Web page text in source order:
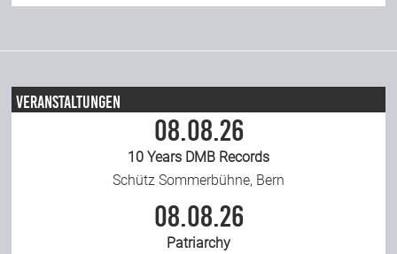
Team
Veranstaltungen
08.08.26
10 Years DMB Records
Schütz Sommerbühne, Bern
08.08.26
Patriarchy